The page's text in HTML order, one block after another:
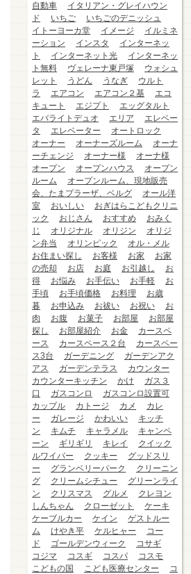
自動車
イタリアン・グレイハウン
ド
いちご
いちごのデニッシュ
イトーヨーカ堂
イメージ
イルミネ
ーション
インスタ
インターネッ
ト
インターネット光
インターネッ
ト無料
ヴェレーナ東戸塚
ウォシュ
レット
うどん うなぎ
ウルト
ラ
エアコン エアコン２基
エコ
キュート
エジプト
エッグタルト
エバライトデュオ
エリア
エレベー
タ
エレベーター
オートロック
オーナー
オーナーズルーム
オーナ
ーチェンジ
オーナー様
オーナ様
オープン
オープンハウス
オープン
ルーム
オープンルーム、現地販売
会、たまプラーザ、ベルグ
オール洋
室
おいしい
おぎはらこどもクリニ
ック
おじさん おすすめ
おみく
じ
オリジナル オリジン
オリジ
ン弁当
オリンピック
オル・メル
お住まい探し
お客様 お家
お家
の売却
お店 お庭 お引越し
お
得
お悩み お手伝い お手軽
お
手頃
お手頃価格 お料理
お歳
暮
お申込み お祓い お祝い
お
肉
お腹 お菓子 お部屋
お部屋
探し
お部屋紹介 お金
カースペ
ース
カースペース２台
カースペー
ス3台
ガーデニング
ガーデンアク
アス
ガーデンテラス
カウンター
カウンターキッチン
かけ
ガス３
口
ガスコンロ
ガスコンロ設置可
カップル
カトージ カメ
カレ
ー
ガレージ かわいい
キッチ
ン
キムチ キャラメル
キャンペ
ーン
ギリギリ キレイ
クイック
ルワイパー
クッキー
グッドスリ
ー
グランベリーパーク
クリーニン
グ
クリームシチュー
グリーンライ
ン
クリスマス グルメ
クレヨン
しんちゃん
クローゼット
ケーキ
ケーブルカー
ケイン
ゲストルー
ム
けやき平 ケルヒャー
コー
ド
ゴールデンウィーク
コサギ
コジマ
コスギ コスパ
コスモ
こどもの国
こども医療センター
コ